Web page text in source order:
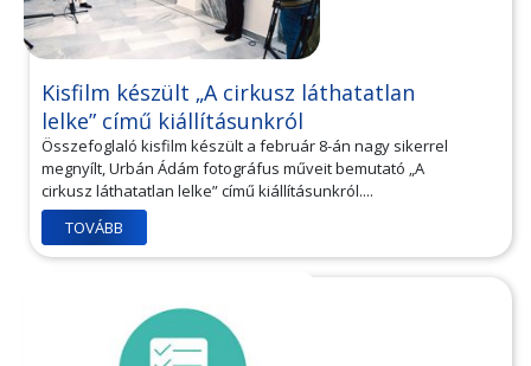
Kisfilm készült „A cirkusz láthatatlan
lelke” című kiállításunkról
Összefoglaló kisfilm készült a február 8-án nagy sikerrel
megnyílt, Urbán Ádám fotográfus műveit bemutató „A
cirkusz láthatatlan lelke” című kiállításunkról....
TOVÁBB